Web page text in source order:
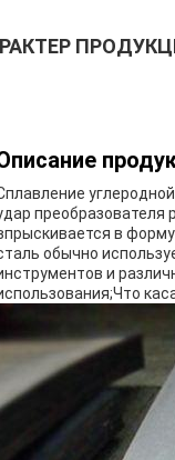
в
обычно
и